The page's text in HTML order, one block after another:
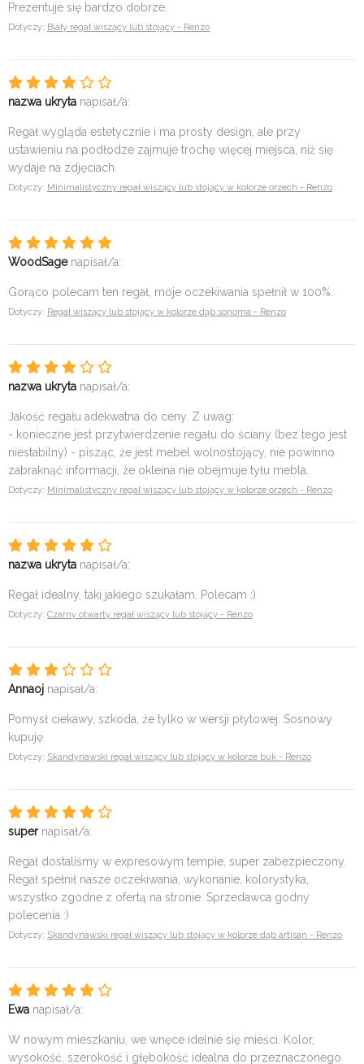
Prezentuje się bardzo dobrze.
Dotyczy: Biały regał wiszący lub stojący - Renzo
nazwa ukryta napisał/a:
Regał wygląda estetycznie i ma prosty design, ale przy
ustawieniu na podłodze zajmuje trochę więcej miejsca, niż się
wydaje na zdjęciach.
Dotyczy: Minimalistyczny regał wiszący lub stojący w kolorze orzech - Renzo
WoodSagenapisał/a:
Gorąco polecam ten regał, moje oczekiwania spełnił w 100%.
Dotyczy: Regał wiszący lub stojący w kolorze dąb sonoma - Renzo
nazwa ukryta napisał/a:
Jakość regału adekwatna do ceny. Z uwag:
- konieczne jest przytwierdzenie regału do ściany (bez tego jest
niestabilny) - pisząc, że jest mebel wolnostojący, nie powinno
zabraknąć informacji, że okleina nie obejmuje tyłu mebla.
Dotyczy: Minimalistyczny regał wiszący lub stojący w kolorze orzech - Renzo
nazwa ukryta napisał/a:
Regał idealny, taki jakiego szukałam. Polecam :)
Dotyczy: Czarny otwarty regał wiszący lub stojący - Renzo
Annaoj napisał/a:
Pomysł ciekawy, szkoda, że tylko w wersji płytowej. Sosnowy
kupuję.
Dotyczy: Skandynawski regał wiszący lub stojący w kolorze buk - Renzo
supernapisał/a:
Regał dostaliśmy w expresowym tempie, super zabezpieczony.
Regał spełnił nasze oczekiwania, wykonanie, kolorystyka,
wszystko zgodne z ofertą na stronie. Sprzedawca godny
polecenia :)
Dotyczy: Skandynawski regał wiszący lub stojący w kolorze dąb artisan - Renzo
Ewa napisał/a:
W nowym mieszkaniu, we wnęce idelnie się mieści. Kolor,
wysokość, szerokość i głębokość idealna do przeznaczonego